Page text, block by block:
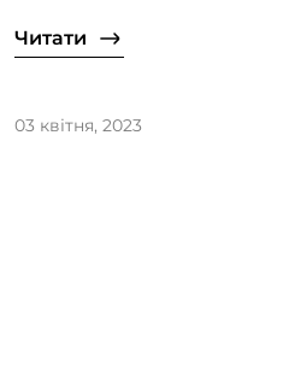
Читати
03 квітня, 2023